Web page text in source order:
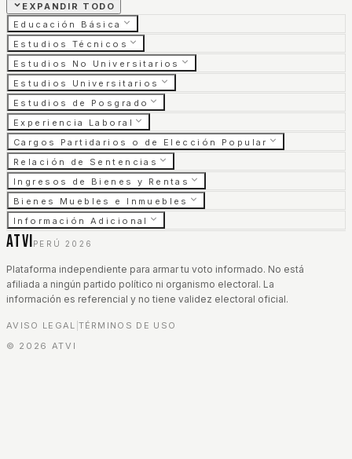
EXPANDIR TODO
Educación Básica
Estudios Técnicos
Estudios No Universitarios
Estudios Universitarios
Estudios de Posgrado
Experiencia Laboral
Cargos Partidarios o de Elección Popular
Relación de Sentencias
Ingresos de Bienes y Rentas
Bienes Muebles e Inmuebles
Información Adicional
ATVI PERÚ 2026
Plataforma independiente para armar tu voto informado. No está
afiliada a ningún partido político ni organismo electoral. La
información es referencial y no tiene validez electoral oficial.
AVISO LEGAL TÉRMINOS DE USO
© 2026 ATVI